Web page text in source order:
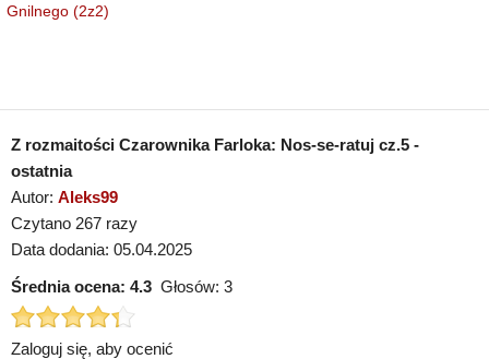
Gnilnego (2z2)
Z rozmaitości Czarownika Farloka: Nos-se-ratuj cz.5 -
ostatnia
Autor: Aleks99
Czytano 267 razy
Data dodania: 05.04.2025
Średnia ocena: 4.3 Głosów: 3
Zaloguj się, aby ocenić